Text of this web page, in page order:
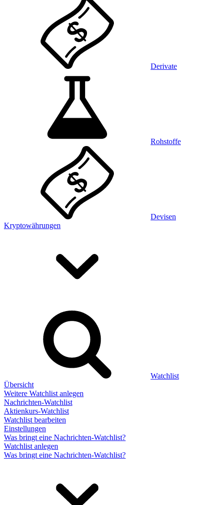
Derivate
Rohstoffe
Devisen
Kryptowährungen
Watchlist
Übersicht
Weitere Watchlist anlegen
Nachrichten-Watchlist
Aktienkurs-Watchlist
Watchlist bearbeiten
Einstellungen
Was bringt eine Nachrichten-Watchlist?
Watchlist anlegen
Was bringt eine Nachrichten-Watchlist?